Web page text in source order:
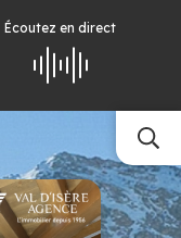
Écoutez en direct